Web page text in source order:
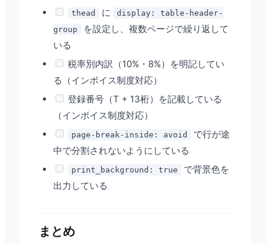
thead に
display: table-header-
group
を設定し、複数ページで繰り返して
いる
税率別内訳（10%・8%）を明記してい
る（インボイス制度対応）
登録番号（T + 13桁）を記載している
（インボイス制度対応）
page-break-inside: avoid
で行が途
中で分割されないようにしている
print_background: true
で背景色を
出力している
まとめ